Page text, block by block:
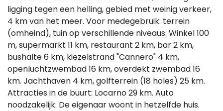
ligging tegen een helling, gebied met weinig verkeer,
4 km van het meer. Voor medegebruik: terrein
(omheind), tuin op verschillende niveaus. Winkel 100
m, supermarkt 11 km, restaurant 2 km, bar 2 km,
bushalte 6 km, kiezelstrand "Cannero" 4 km,
openluchtzwembad 16 km, overdekt zwembad 16
km. Jachthaven 4 km, golfterrein (18 holes) 25 km.
Attracties in de buurt: Locarno 29 km. Auto
noodzakelijk. De eigenaar woont in hetzelfde huis.